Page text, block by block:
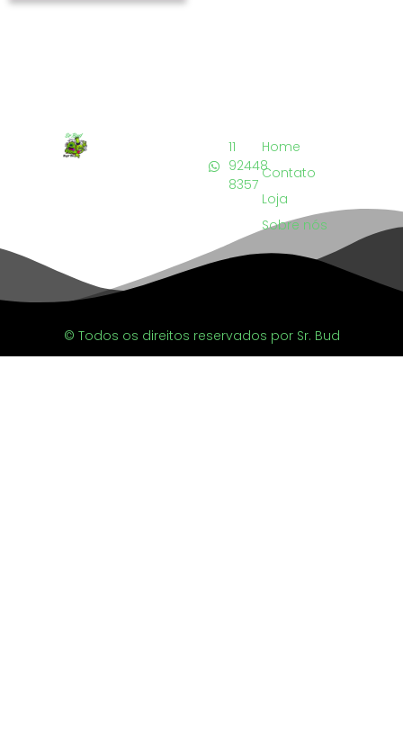
Home
Contato
Loja
Sobre nós
11
92448
8357
© Todos os direitos reservados por Sr. Bud